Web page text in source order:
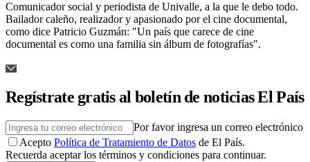
Comunicador social y periodista de Univalle, a la que le debo todo.
Bailador caleño, realizador y apasionado por el cine documental,
como dice Patricio Guzmán: "Un país que carece de cine
documental es como una familia sin álbum de fotografías".
Regístrate gratis al boletín de noticias El País
Por favor ingresa un correo electrónico
Acepto Política de Tratamiento de Datos de El País.
Recuerda aceptar los términos y condiciones para continuar.